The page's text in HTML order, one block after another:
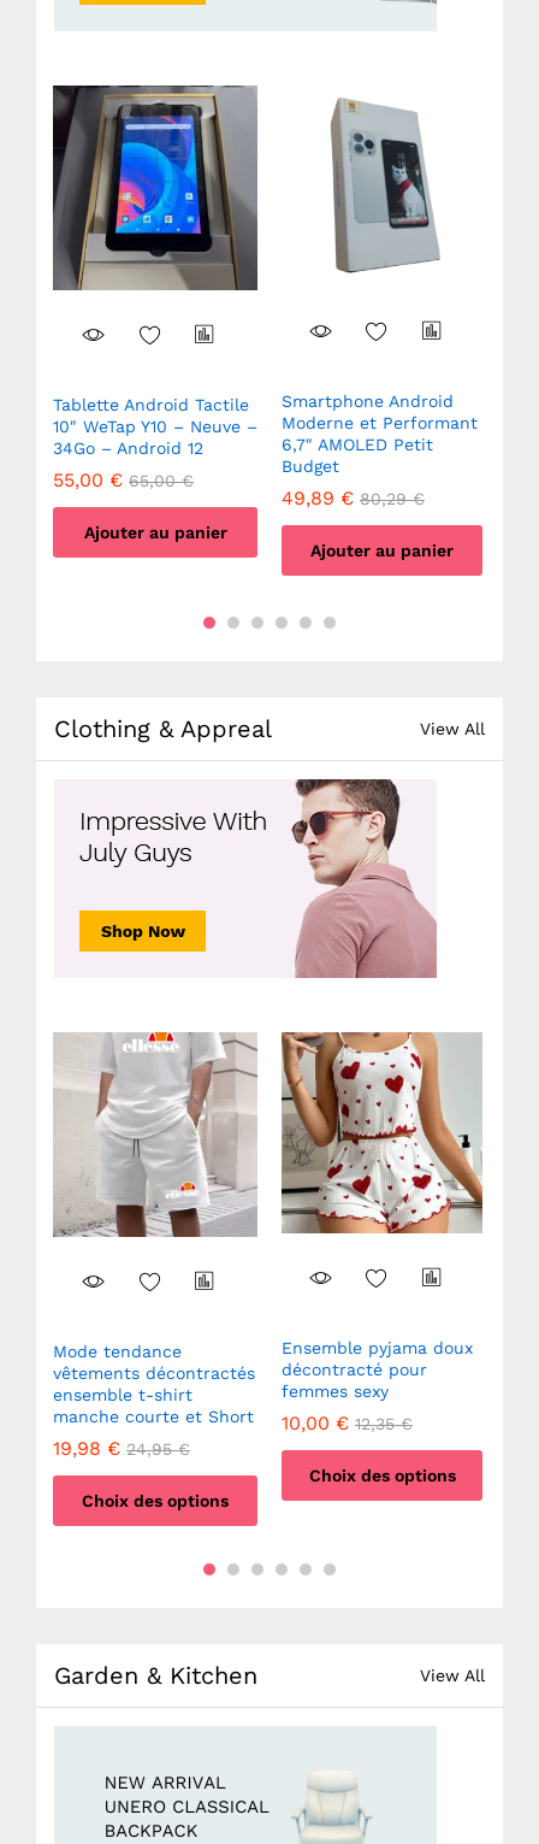
Tablette Android Tactile
10″ WeTap Y10 – Neuve –
34Go – Android 12
55,00 € 65,00€
Ajouter au panier
Smartphone Android
Moderne et Performant
6,7″ AMOLED Petit
Budget
49,89 € 80,29€
Ajouter au panier
Clothing & Appreal View All
Mode tendance
vêtements décontractés
ensemble t-shirt
manche courte et Short
19,98 € 24,95€
Choix des options
Ensemble pyjama doux
décontracté pour
femmes sexy
10,00 € 12,35€
Choix des options
Garden & Kitchen View All